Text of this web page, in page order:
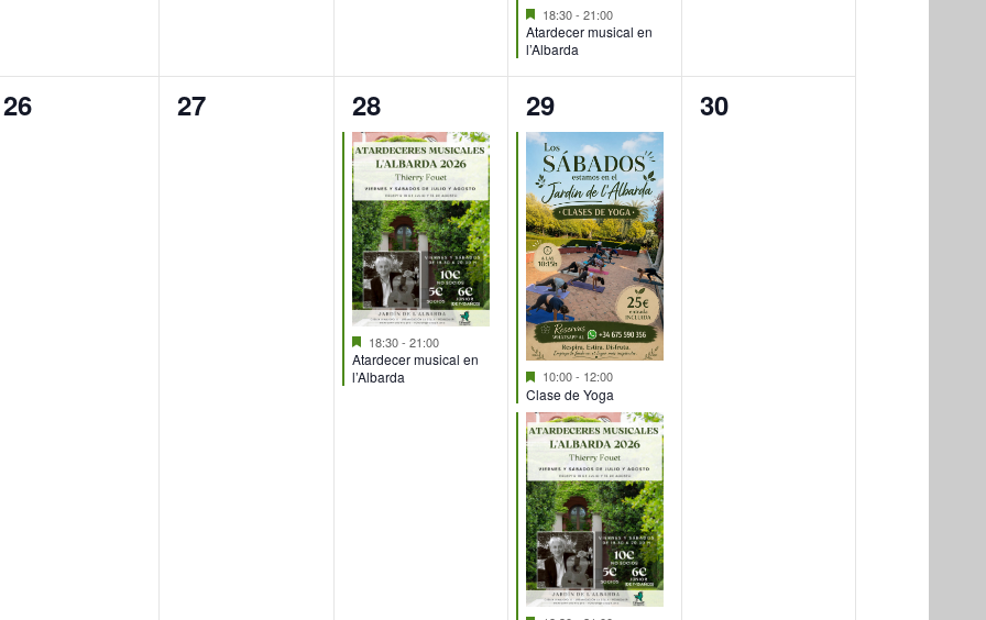
Destacado
18:30- 21:00
Atardecer musical en
l’Albarda
0
26
0
27
1
evento,
28
Destacado
18:30- 21:00
Atardecer musical en
l’Albarda
3
eventos,
29
Destacado
10:00- 12:00
Clase de Yoga
0
30